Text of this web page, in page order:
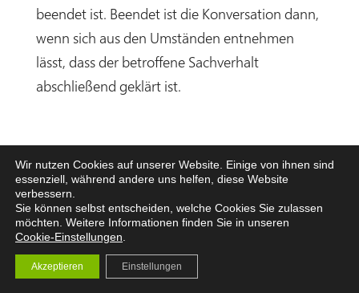
beendet ist. Beendet ist die Konversation dann,
wenn sich aus den Umständen entnehmen
lässt, dass der betroffene Sachverhalt
abschließend geklärt ist.
5. Widerspruchs- und
Beseitigungsmöglichkeit
Der Nutzer hat jederzeit die Möglichkeit, seine
Einwilligung zur Verarbeitung der
personenbezogenen Daten zu widerrufen.
Nimmt der Nutzer per E-Mail-Kontakt mit uns
Wir nutzen Cookies auf unserer Website. Einige von ihnen sind
essenziell, während andere uns helfen, diese Website
verbessern.
Sie können selbst entscheiden, welche Cookies Sie zulassen
möchten. Weitere Informationen finden Sie in unseren
Cookie-Einstellungen
Akzeptieren Einstellungen